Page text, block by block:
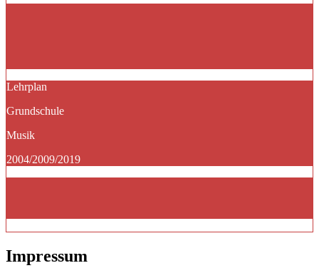
Lehrplan
Grundschule
Musik
2004/2009/2019
Impressum